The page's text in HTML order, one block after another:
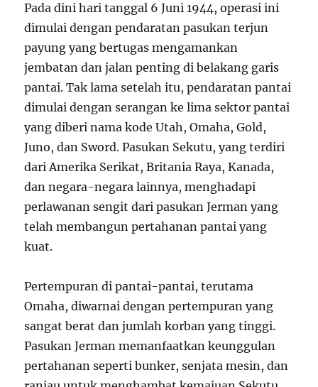
Pada dini hari tanggal 6 Juni 1944, operasi ini
dimulai dengan pendaratan pasukan terjun
payung yang bertugas mengamankan
jembatan dan jalan penting di belakang garis
pantai. Tak lama setelah itu, pendaratan pantai
dimulai dengan serangan ke lima sektor pantai
yang diberi nama kode Utah, Omaha, Gold,
Juno, dan Sword. Pasukan Sekutu, yang terdiri
dari Amerika Serikat, Britania Raya, Kanada,
dan negara-negara lainnya, menghadapi
perlawanan sengit dari pasukan Jerman yang
telah membangun pertahanan pantai yang
kuat.
Pertempuran di pantai-pantai, terutama
Omaha, diwarnai dengan pertempuran yang
sangat berat dan jumlah korban yang tinggi.
Pasukan Jerman memanfaatkan keunggulan
pertahanan seperti bunker, senjata mesin, dan